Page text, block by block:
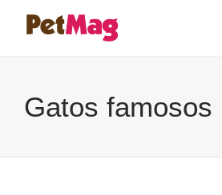
Gatos famosos